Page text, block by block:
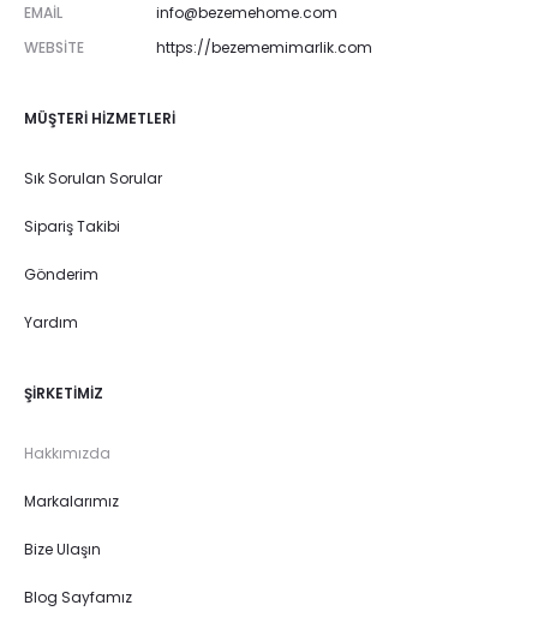
EMAIL
info@bezemehome.com
WEBSITE
https://bezememimarlik.com
MÜŞTERI HIZMETLERI
Sık Sorulan Sorular
Sipariş Takibi
Gönderim
Yardım
ŞIRKETIMIZ
Hakkımızda
Markalarımız
Bize Ulaşın
Blog Sayfamız